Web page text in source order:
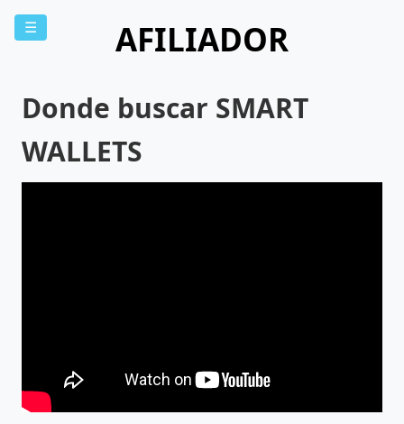
☰ AFILIADOR
Donde buscar SMART
WALLETS